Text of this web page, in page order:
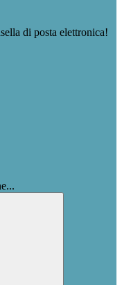
di posta elettronica!